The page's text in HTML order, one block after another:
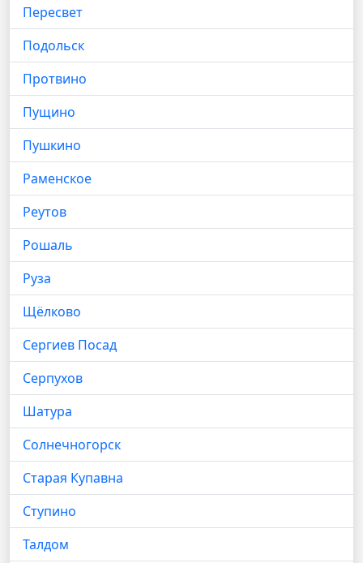
Пересвет
Подольск
Протвино
Пущино
Пушкино
Раменское
Реутов
Рошаль
Руза
Щёлково
Сергиев Посад
Серпухов
Шатура
Солнечногорск
Старая Купавна
Ступино
Талдом